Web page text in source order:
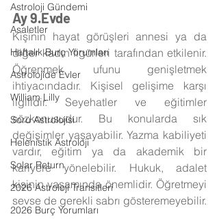
Astroloji Gündemi
Asaletler
Haftalık Burç Yorumları
Astrolojide Evler
William Lilly
Soru Astrolojisi
Helenistik Astroloji
Solar Return
2026 Astroloji Transitleri
2026 Burç Yorumları
Ay 9.Evde
Kişinin hayat görüşleri annesi ya da
diğer kadın figürleri tarafından etkilenir.
Öğrenmek, ufunu genişletmek
ihtiyacındadır. Kişisel gelişime karşı
ilgilidir. Seyehatler ve eğitimler
sözkonusudur. Bu konularda sık
değişimler yaşayabilir. Yazma kabiliyeti
vardır, eğitim ya da akademik bir
kariyere yönelebilir. Hukuk, adalet
kişinin yaşamında önemlidir. Öğretmeyi
sevse de gerekli sabrı gösteremeyebilir.